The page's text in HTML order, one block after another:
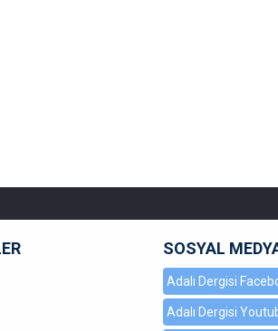
SOSYAL
Adalı Dergisi
Adalı Dergisi